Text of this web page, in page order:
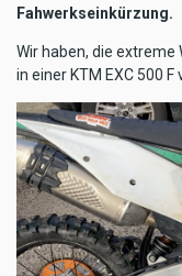
Fahwerkseinkürzung.
Wir haben, die extreme
in einer KTM EXC 500